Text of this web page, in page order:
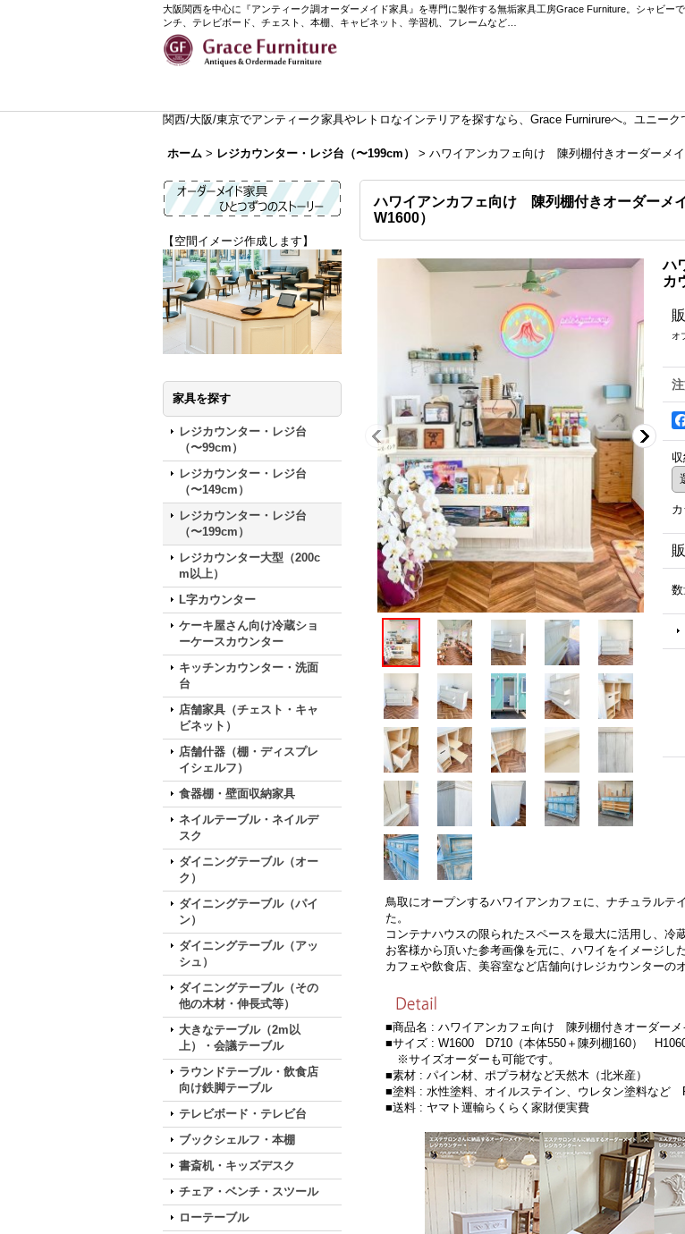
大阪関西を中心に『アンティーク調オーダーメイド家具』を専門に製作する無垢家具工房Grace Furniture。シャビー
ンチ、テレビボード、チェスト、本棚、キャビネット、学習机、フレームなど…
関西/大阪/東京でアンティーク家具やレトロなインテリアを探すなら、Grace Furnirureへ。ユニー
ホーム > レジカウンター・レジ台（〜199cm） > ハワイアンカフェ向け 陳列棚付きオーダーメ
【空間イメージ作成します】
家具を探す
レジカウンター・レジ台
（〜99cm）
レジカウンター・レジ台
（〜149cm）
レジカウンター・レジ台
（〜199cm）
レジカウンター大型（200c
m以上）
L字カウンター
ケーキ屋さん向け冷蔵ショ
ーケースカウンター
キッチンカウンター・洗面
台
店舗家具（チェスト・キャ
ビネット）
店舗什器（棚・ディスプレ
イシェルフ）
食器棚・壁面収納家具
ネイルテーブル・ネイルデ
スク
ダイニングテーブル（オー
ク）
ダイニングテーブル（パイ
ン）
ダイニングテーブル（アッ
シュ）
ダイニングテーブル（その
他の木材・伸長式等）
大きなテーブル（2m以
上）・会議テーブル
ラウンドテーブル・飲食店
向け鉄脚テーブル
テレビボード・テレビ台
ブックシェルフ・本棚
書斎机・キッズデスク
チェア・ベンチ・スツール
ローテーブル
ハワイアンカフェ向け 陳列棚付きオーダーメ
W1600）
ハ
カ
オ
鳥取にオープンするハワイアンカフェに、ナチュラルテ
た。
コンテナハウスの限られたスペースを最大に活用し、冷
お客様から頂いた参考画像を元に、ハワイをイメージし
カフェや飲食店、美容室など店舗向けレジカウンターの
■商品名 : ハワイアンカフェ向け 陳列棚付きオーダー
■サイズ : W1600 D710（本体550＋陳列棚160）
※サイズオーダーも可能です。
■素材 : パイン材、ポプラ材など天然木（北米産）
■塗料 : 水性塗料、オイルステイン、ウレタン塗料な
■送料 : ヤマト運輸らくらく家財便実費